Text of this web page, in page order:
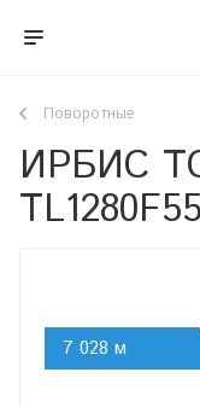
Поворотные
ИРБИС
7 028 м